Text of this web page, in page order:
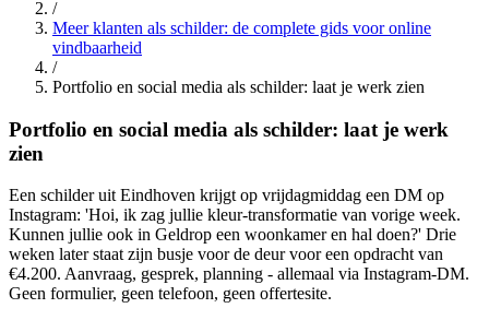
/
Meer klanten als schilder: de complete gids voor online
vindbaarheid
/
Portfolio en social media als schilder: laat je werk zien
Portfolio en social media als schilder: laat je werk
zien
Een schilder uit Eindhoven krijgt op vrijdagmiddag een DM op
Instagram: 'Hoi, ik zag jullie kleur-transformatie van vorige week.
Kunnen jullie ook in Geldrop een woonkamer en hal doen?' Drie
weken later staat zijn busje voor de deur voor een opdracht van
€4.200. Aanvraag, gesprek, planning - allemaal via Instagram-DM.
Geen formulier, geen telefoon, geen offertesite.